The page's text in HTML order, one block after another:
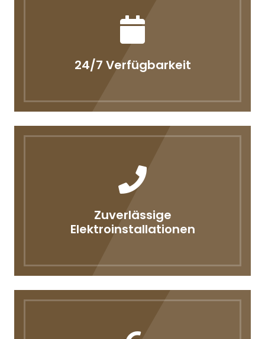
24/7 Verfügbarkeit
Zuverlässige
Elektroinstallationen